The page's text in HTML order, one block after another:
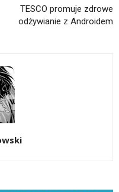
TESCO promuje zdrowe
odżywianie z Androidem